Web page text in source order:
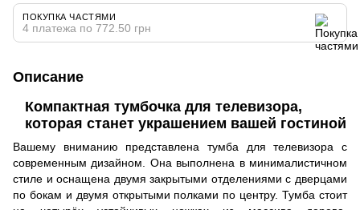
ПОКУПКА ЧАСТЯМИ
4 платежа по 772.50 грн
Описание
Компактная тумбочка для телевизора,
которая станет украшением вашей гостиной
Вашему вниманию представлена тумба для телевизора с
современным дизайном. Она выполнена в минималистичном
стиле и оснащена двумя закрытыми отделениями с дверцами
по бокам и двумя открытыми полками по центру. Тумба стоит